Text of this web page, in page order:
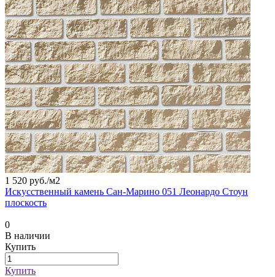
1 520 руб./м2
Искусственный камень Сан-Марино 051 Леонардо Стоун
плоскость
0
В наличии
Купить
Купить